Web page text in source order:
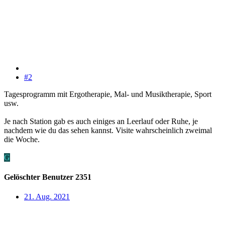
#2
Tagesprogramm mit Ergotherapie, Mal- und Musiktherapie, Sport
usw.
Je nach Station gab es auch einiges an Leerlauf oder Ruhe, je
nachdem wie du das sehen kannst. Visite wahrscheinlich zweimal
die Woche.
G
Gelöschter Benutzer 2351
21. Aug. 2021